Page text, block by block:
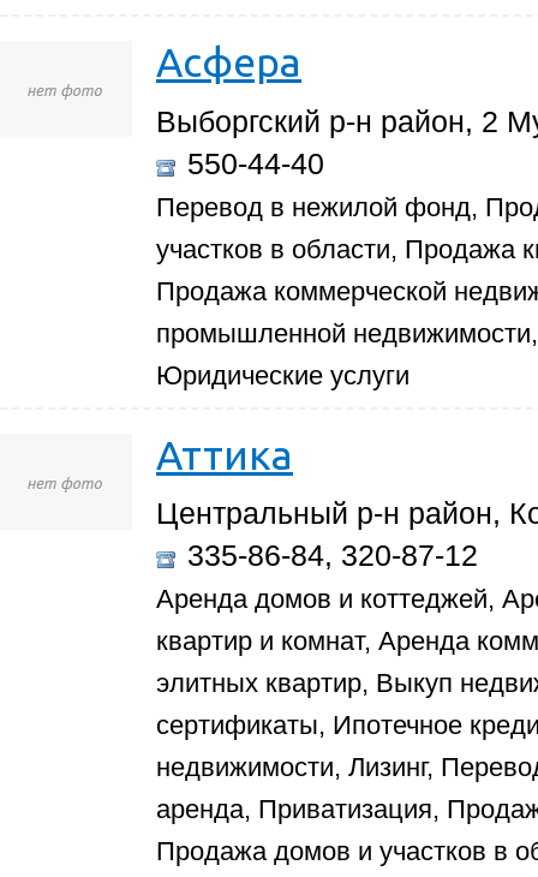
Асфера
Выборгский р-н район, 2
550-44-40
Перевод в нежилой фонд,
участков в области, Продажа
Продажа коммерческой
промышленной
Юридические услуги
Аттика
Центральный р-н район,
335-86-84, 320-87-12
Аренда домов и коттеджей,
квартир и комнат, Аренда
элитных квартир, Выкуп
сертификаты, Ипотечное
недвижимости, Лизинг,
аренда, Приватизация,
Продажа домов и участков в